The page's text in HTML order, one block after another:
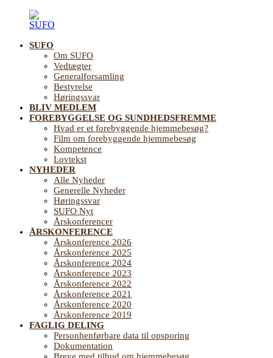
Landsforening
Sundhedsfremme
Forebyggelse
ældreområdet
SUFO
Om SUFO
Vedtægter
Generalforsamling
Bestyrelse
Høringssvar
BLIV MEDLEM
FOREBYGGELSE OG SUNDHEDSFREMME
Hvad er et forebyggende hjemmebesøg?
Film om forebyggende hjemmebesøg
Kompetence
Lovtekst
NYHEDER
Alle Nyheder
Generelle Nyheder
Høringssvar
SUFO Nyt
Årskonferencer
ÅRSKONFERENCE
Årskonference 2026
Årskonference 2025
Årskonference 2024
Årskonference 2023
Årskonference 2022
Årskonference 2021
Årskonference 2020
Årskonference 2019
FAGLIG DELING
Personhenførbare data til opsporing
Dokumentation